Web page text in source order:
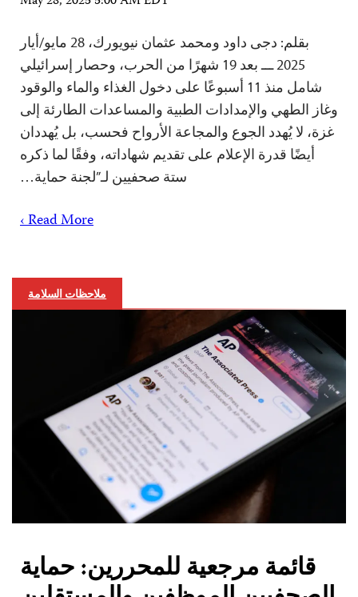
بقلم: دجى داود ومحمد عثمان نيويورك، 28 مايو/أيار
2025 ـــ بعد 19 شهرًا من الحرب، وحصار إسرائيلي
شامل منذ 11 أسبوعًا على دخول الغذاء والماء والوقود
وغاز الطهي والإمدادات الطبية والمساعدات الطارئة إلى
غزة، لا يُهدد الجوع والمجاعة الأرواح فحسب، بل يُهددان
أيضًا قدرة الإعلام على تقديم شهاداته، وفقًا لما ذكره
ستة صحفيين لـ”لجنة حماية…
Read More ›
ملاحظات السلامة
قائمة مرجعية للمحررين: حماية